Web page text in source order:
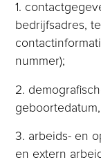
1.
bedrijfsadres,
nummer);
2.
3. arbeids- en
en extern